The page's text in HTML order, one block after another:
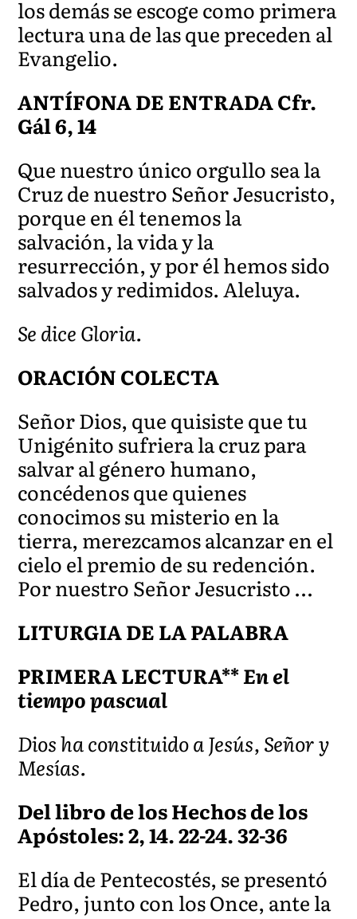
los demás se escoge como primera
lectura una de las que preceden al
Evangelio.
ANTÍFONA DE ENTRADA Cfr.
Gál 6, 14
Que nuestro único orgullo sea la
Cruz de nuestro Señor Jesucristo,
porque en él tenemos la
salvación, la vida y la
resurrección, y por él hemos sido
salvados y redimidos. Aleluya.
Se dice Gloria.
ORACIÓN COLECTA
Señor Dios, que quisiste que tu
Unigénito sufriera la cruz para
salvar al género humano,
concédenos que quienes
conocimos su misterio en la
tierra, merezcamos alcanzar en el
cielo el premio de su redención.
Por nuestro Señor Jesucristo …
LITURGIA DE LA PALABRA
PRIMERA LECTURA**En el
tiempo pascual
Dios ha constituido a Jesús, Señor y
Mesías.
Del libro de los Hechos de los
Apóstoles: 2, 14. 22-24. 32-36
El día de Pentecostés, se presentó
Pedro, junto con los Once, ante la